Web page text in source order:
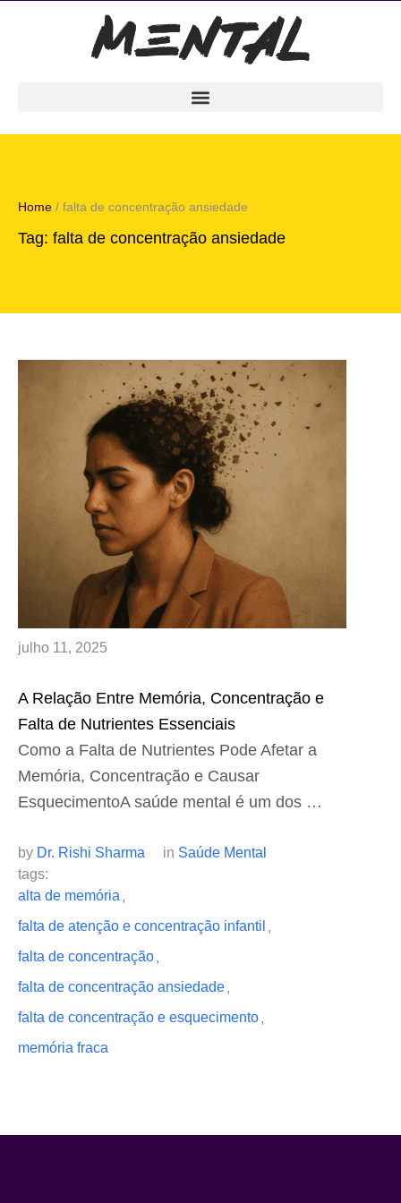
Home / falta de concentração ansiedade
Tag: falta de concentração ansiedade
julho 11, 2025
A Relação Entre Memória, Concentração e
Falta de Nutrientes Essenciais
Como a Falta de Nutrientes Pode Afetar a
Memória, Concentração e Causar
EsquecimentoA saúde mental é um dos …
by Dr. Rishi Sharma in Saúde Mental
tags:
alta de memória ,
falta de atenção e concentração infantil ,
falta de concentração,
falta de concentração ansiedade,
falta de concentração e esquecimento,
memória fraca